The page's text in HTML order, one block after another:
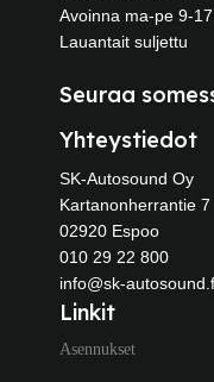
Avoinna ma-pe 9-17
Lauantait suljettu
Seuraa
Yhteystiedot
SK-Autosound Oy
Kartanonherrantie 7
02920 Espoo
010 29 22 800
info@sk-
Linkit
Asennukset